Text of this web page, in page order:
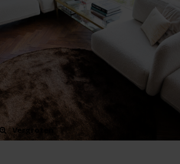
Vergroten